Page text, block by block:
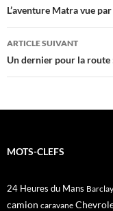
des
articles
L’aventure Matra vue
ARTICLE SUIVANT
Un dernier pour la route
MOTS-CLEFS
24 Heures du Mans Barclay
camion caravane